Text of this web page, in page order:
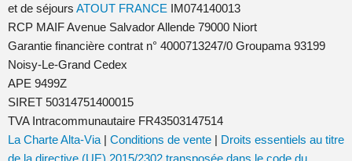
et de séjours ATOUT FRANCE IM074140013
RCP MAIF Avenue Salvador Allende 79000 Niort
Garantie financière contrat n° 4000713247/0 Groupama 93199
Noisy-Le-Grand Cedex
APE 9499Z
SIRET 50314751400015
TVA Intracommunautaire FR43503147514
La Charte Alta-Via | Conditions de vente | Droits essentiels au titre
de la directive (UE) 2015/2302 transposée dans le code du